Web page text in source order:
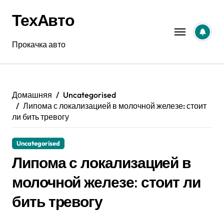
содержанию
ТехАвто
Прокачка авто
Домашняя
Uncategorised
Липома с локализацией в молочной железе: стоит
ли бить тревогу
Uncategorised
Липома с локализацией в
молочной железе: стоит ли
бить тревогу